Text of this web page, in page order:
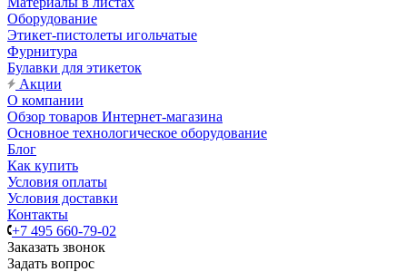
Оборудование
Этикет-пистолеты игольчатые
Фурнитура
Булавки для этикеток
Акции
О компании
Обзор товаров Интернет-магазина
Основное технологическое оборудование
Блог
Как купить
Условия оплаты
Условия доставки
Контакты
+7 495 660-79-02
Заказать звонок
Задать вопрос